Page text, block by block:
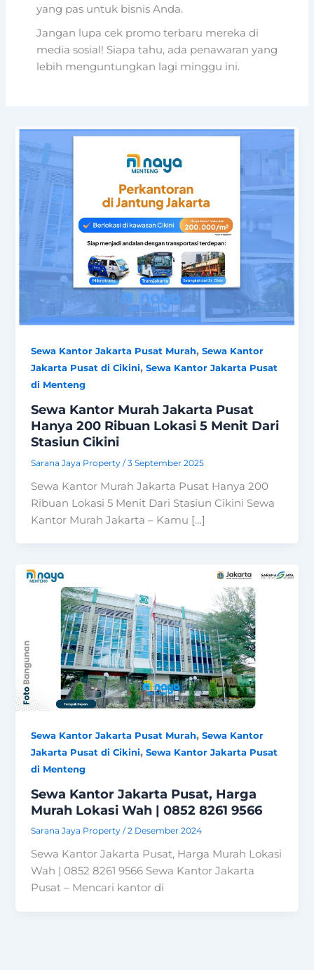
yang pas untuk bisnis Anda.
Jangan lupa cek promo terbaru mereka di
media sosial! Siapa tahu, ada penawaran yang
lebih menguntungkan lagi minggu ini.
Sewa Kantor Jakarta Pusat Murah,Sewa Kantor
Jakarta Pusat di Cikini,Sewa Kantor Jakarta Pusat
di Menteng
Sewa Kantor Murah Jakarta Pusat
Hanya 200 Ribuan Lokasi 5 Menit Dari
Stasiun Cikini
Sarana Jaya Property/3 September 2025
Sewa Kantor Murah Jakarta Pusat Hanya 200
Ribuan Lokasi 5 Menit Dari Stasiun Cikini Sewa
Kantor Murah Jakarta – Kamu […]
Sewa Kantor Jakarta Pusat Murah,Sewa Kantor
Jakarta Pusat di Cikini,Sewa Kantor Jakarta Pusat
di Menteng
Sewa Kantor Jakarta Pusat, Harga
Murah Lokasi Wah | 0852 8261 9566
Sarana Jaya Property/2 Desember 2024
Sewa Kantor Jakarta Pusat, Harga Murah Lokasi
Wah | 0852 8261 9566 Sewa Kantor Jakarta
Pusat – Mencari kantor di